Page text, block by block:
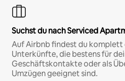
Suchst du nach Serviced
Auf Airbnb findest du
Unterkünfte, die bestens für
Geschäftskontakte oder als
Umzügen geeignet sind.